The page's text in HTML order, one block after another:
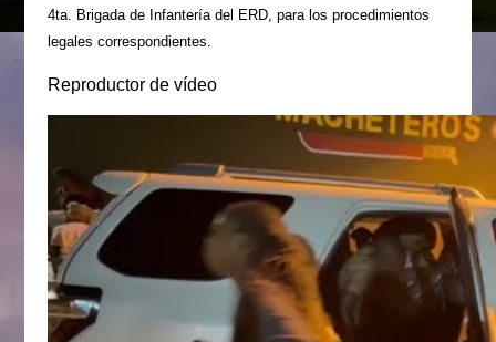
4ta. Brigada de Infantería del ERD, para los procedimientos
legales correspondientes.
Reproductor de vídeo